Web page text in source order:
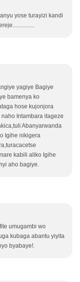
yose turayizi kandi
yagiye Bagiye
bamenya ko
hose kujonjora
Intambara itageze
Abanyarwanda
Igihe nikigera
kabili aliko Igihe
aho bagiye.
umugambi wo
kubaga abantu yiyita
byabaye!.